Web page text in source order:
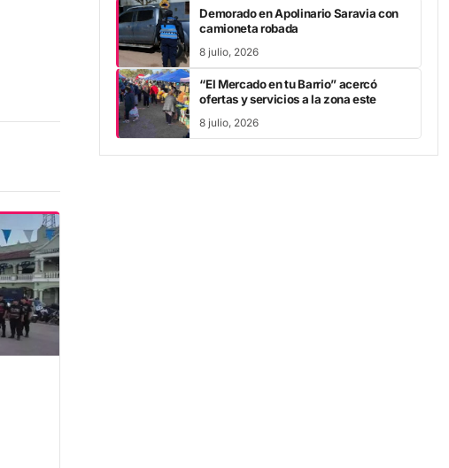
Demorado en Apolinario Saravia con
camioneta robada
8 julio, 2026
“El Mercado en tu Barrio” acercó
ofertas y servicios a la zona este
8 julio, 2026